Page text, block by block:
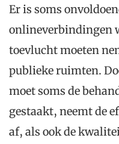
Er is soms
onlineverbindingen
toevlucht moeten
publieke ruimten.
moet soms de
gestaakt, neemt de
af, als ook de